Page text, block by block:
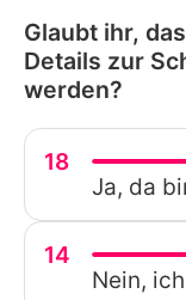
Glaubt ihr,
Details zur
werden?
18
Ja, da
14
Nein,